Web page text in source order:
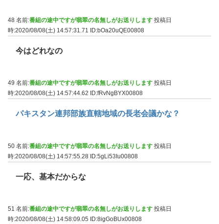
48 名前:番組の途中ですが翡翠の名無しがお送りします 投稿日
時:2020/08/08(土) 14:57:31.71 ID:bOa20uQE00808
今はどれなの
49 名前:番組の途中ですが翡翠の名無しがお送りします 投稿日
時:2020/08/08(土) 14:57:44.62
ID:fRvNgBYX00808
パキスタン連邦部族直轄地域の長老会議かな？
50 名前:番組の途中ですが翡翠の名無しがお送りします 投稿日
時:2020/08/08(土) 14:57:55.28 ID:5gLi53Iu00808
一応、基本だからな
51 名前:番組の途中ですが翡翠の名無しがお送りします 投稿日
時:2020/08/08(土) 14:58:09.05
ID:8igGoBUx00808